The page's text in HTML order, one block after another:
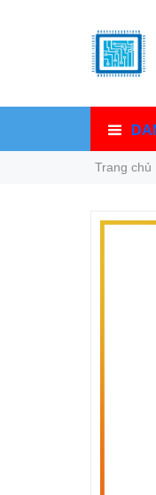
Trang chủ